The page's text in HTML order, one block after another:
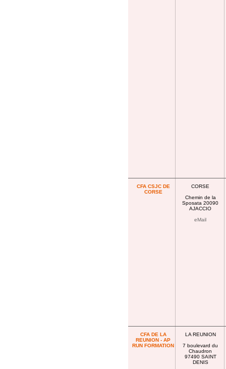
CFA CSJC DE
CORSE
CORSE
Chemin de la
Sposata 20090
AJACCIO
eMail
CFA DE LA
REUNION - AP
RUN FORMATION
LA REUNION
7 boulevard du
Chaudron
97490 SAINT
DENIS